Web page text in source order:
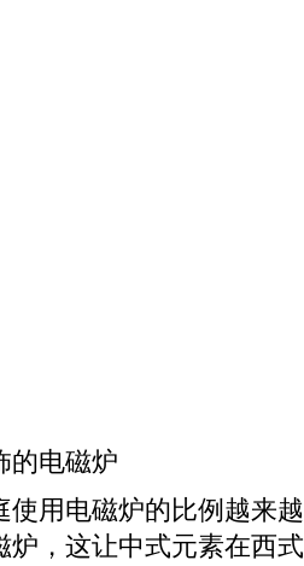
电磁炉
用电磁炉的比例越来越
炉，这让中式元素在西